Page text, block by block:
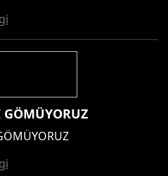
GÖMÜYORUZ